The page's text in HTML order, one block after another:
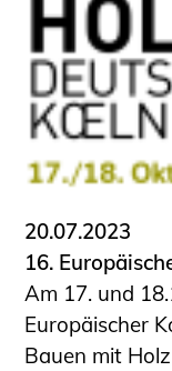
20.07.2023
16.
Am 17. und
Europäischer
Bauen mit